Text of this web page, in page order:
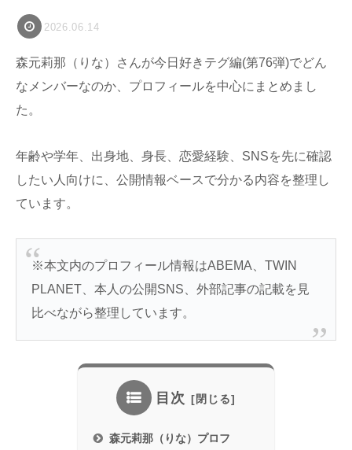
2026.06.14
森元莉那（りな）さんが今日好きテグ編(第76弾)でどん
なメンバーなのか、プロフィールを中心にまとめまし
た。
年齢や学年、出身地、身長、恋愛経験、SNSを先に確認
したい人向けに、公開情報ベースで分かる内容を整理し
ています。
※本文内のプロフィール情報はABEMA、TWIN
PLANET、本人の公開SNS、外部記事の記載を見
比べながら整理しています。
目次
森元莉那（りな）プロフ